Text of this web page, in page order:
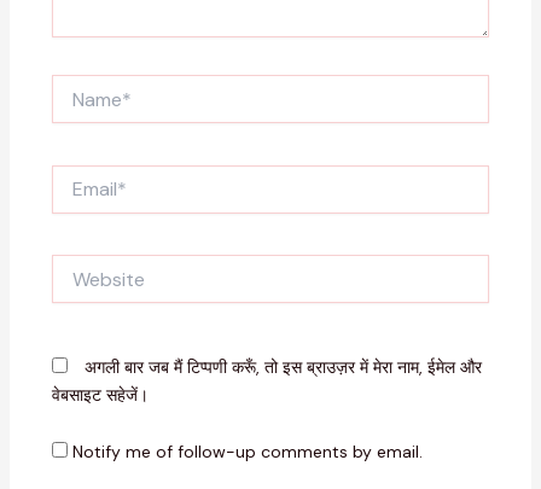
अगली बार जब मैं टिप्पणी करूँ, तो इस ब्राउज़र में मेरा नाम, ईमेल और
वेबसाइट सहेजें।
Notify me of follow-up comments by email.